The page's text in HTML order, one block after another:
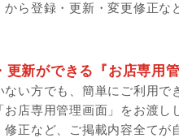
から登録・更新・変更修正
更新ができる『お店専用
ない方でも、簡単にご利用
お店専用管理画面」をお渡
修正など、ご掲載内容全て